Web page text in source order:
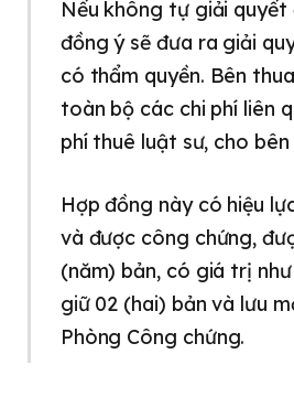
Nếu không tự giải quyết
đồng ý sẽ đưa ra giải
có thẩm quyền. Bên
toàn bộ các chi phí liên
phí thuê luật sư, cho
Hợp đồng này có hiệu
và được công chứng,
(năm) bản, có giá trị
giữ 02 (hai) bản và lưu
Phòng Công chứng.